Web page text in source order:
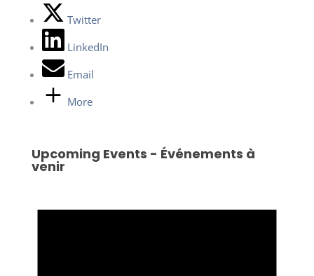
Twitter
LinkedIn
Email
More
Upcoming Events - Événements à
venir